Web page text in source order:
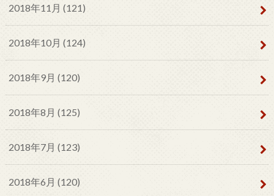
2018年11月 (121)
2018年10月 (124)
2018年9月 (120)
2018年8月 (125)
2018年7月 (123)
2018年6月 (120)